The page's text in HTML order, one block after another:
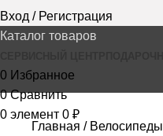
Вход / Регистрация
Каталог товаров
0 Избранное
0 Сравнить
0 элемент 0 ₽
Главная
Велосипеды